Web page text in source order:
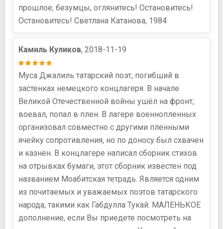
прошлое, безумцы, оглянитесь! Остановитесь!
Остановитесь! Светлана Катанова, 1984
Камиль Куликов, 2018-11-19
Муса Джалиль татарский поэт, погибший в
застенках немецкого концлагеря. В начале
Великой Отечественной войны ушёл на фронт,
воевал, попал в плен. В лагере военнопленных
организовал совместно с другими пленными
ячейку сопротивления, но по доносу был схвачен
и казнён. В концлагере написал сборник стихов
на отрывках бумаги, этот сборник известен под
названием Моабитская тетрадь. Является одним
из почитаемых и уважаемых поэтов татарского
народа, такими как Габдулла Тукай. МАЛЕНЬКОЕ
дополнение, если Вы приедете посмотреть на